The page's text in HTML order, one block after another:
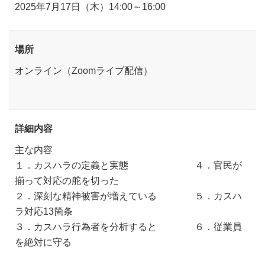
2025年7月17日（木）14:00～16:00
場所
オンライン（Zoomライブ配信）
詳細内容
主な内容
１．カスハラの定義と実態 ４．官民が
揃って対応の舵を切った
２．深刻な精神被害が増えている ５．カスハ
ラ対応13箇条
３．カスハラ行為者を分析すると ６．従業員
を絶対に守る